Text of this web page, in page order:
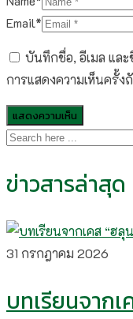
Email*
บันทึกชื่อ, อีเมล และ
การแสดงความเห็นครั้ง
ข่าวสารล่าสุด
31 กรกฎาคม 2026
บทเรียนจากเ